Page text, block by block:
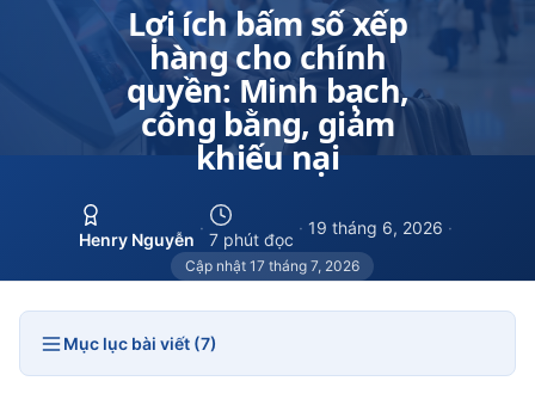
Lợi ích bấm số xếp
hàng cho chính
quyền: Minh bạch,
công bằng, giảm
khiếu nại
Henry Nguyễn
·
7 phút đọc
· 19 tháng 6, 2026 ·
Cập nhật 17 tháng 7, 2026
Mục lục bài viết (7)